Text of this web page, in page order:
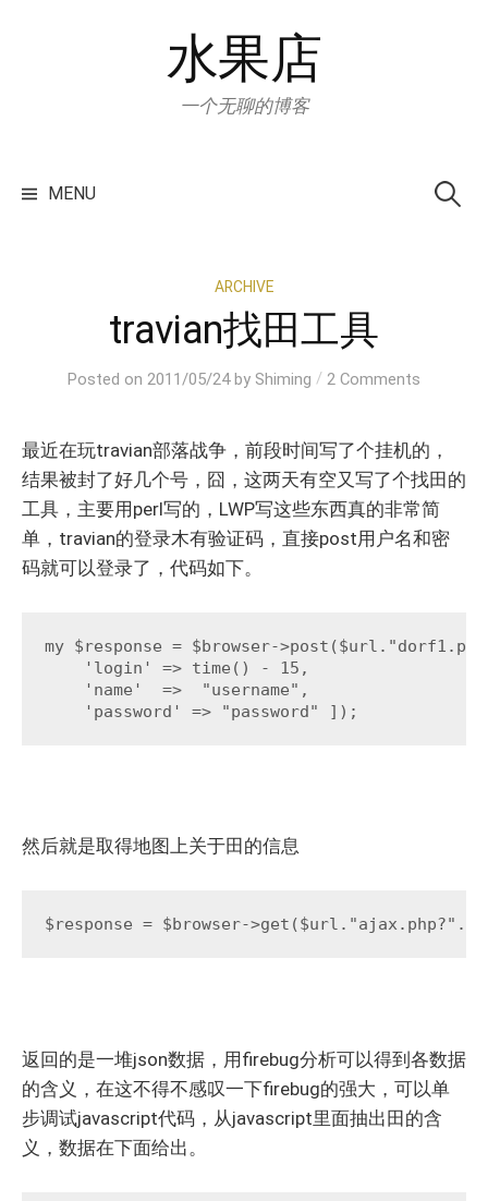
水果店
一个无聊的博客
MENU for:
ARCHIVE
travian找田工具
Posted on 2011/05/24 by Shiming / 2 Comments
最近在玩travian部落战争，前段时间写了个挂机的，
结果被封了好几个号，囧，这两天有空又写了个找田的
工具，主要用perl写的，LWP写这些东西真的非常简
单，travian的登录木有验证码，直接post用户名和密
码就可以登录了，代码如下。
my $response = $browser-
    'login' => time() - 15,
    'name'  =>  "username",
    'password' => "password" ]);
然后就是取得地图上关于田的信息
$response = $browser-
返回的是一堆json数据，用firebug分析可以得到各数据
的含义，在这不得不感叹一下firebug的强大，可以单
步调试javascript代码，从javascript里面抽出田的含
义，数据在下面给出。